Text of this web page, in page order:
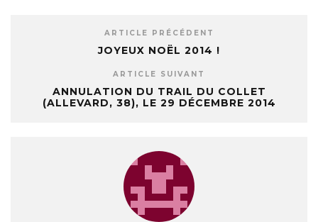
ARTICLE PRÉCÉDENT
JOYEUX NOËL 2014 !
ARTICLE SUIVANT
ANNULATION DU TRAIL DU COLLET
(ALLEVARD, 38), LE 29 DÉCEMBRE 2014